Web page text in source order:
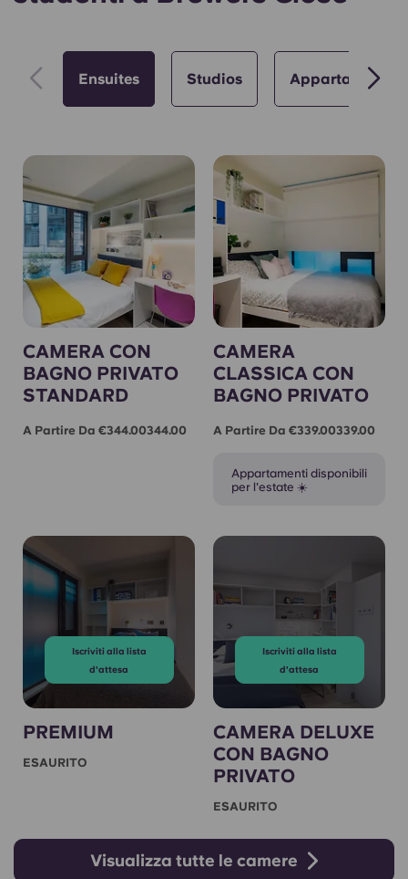
Ensuites Studios Appartamenti
CAMERA CON
BAGNO PRIVATO
STANDARD
A Partire Da €344.00344.00
CAMERA
CLASSICA CON
BAGNO PRIVATO
A Partire Da €339.00339.00
Appartamenti disponibili
per l'estate ☀️
Iscriviti alla lista
d'attesa
PREMIUM
ESAURITO
Iscriviti alla lista
d'attesa
CAMERA DELUXE
CON BAGNO
PRIVATO
ESAURITO
Visualizza tutte le camere